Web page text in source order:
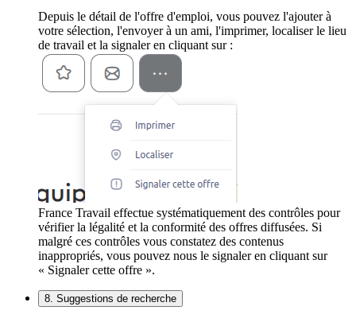
Depuis le détail de l'offre d'emploi, vous pouvez l'ajouter à
votre sélection, l'envoyer à un ami, l'imprimer, localiser le lieu
de travail et la signaler en cliquant sur :
France Travail effectue systématiquement des contrôles pour
vérifier la légalité et la conformité des offres diffusées. Si
malgré ces contrôles vous constatez des contenus
inappropriés, vous pouvez nous le signaler en cliquant sur
« Signaler cette offre ».
8. Suggestions de recherche